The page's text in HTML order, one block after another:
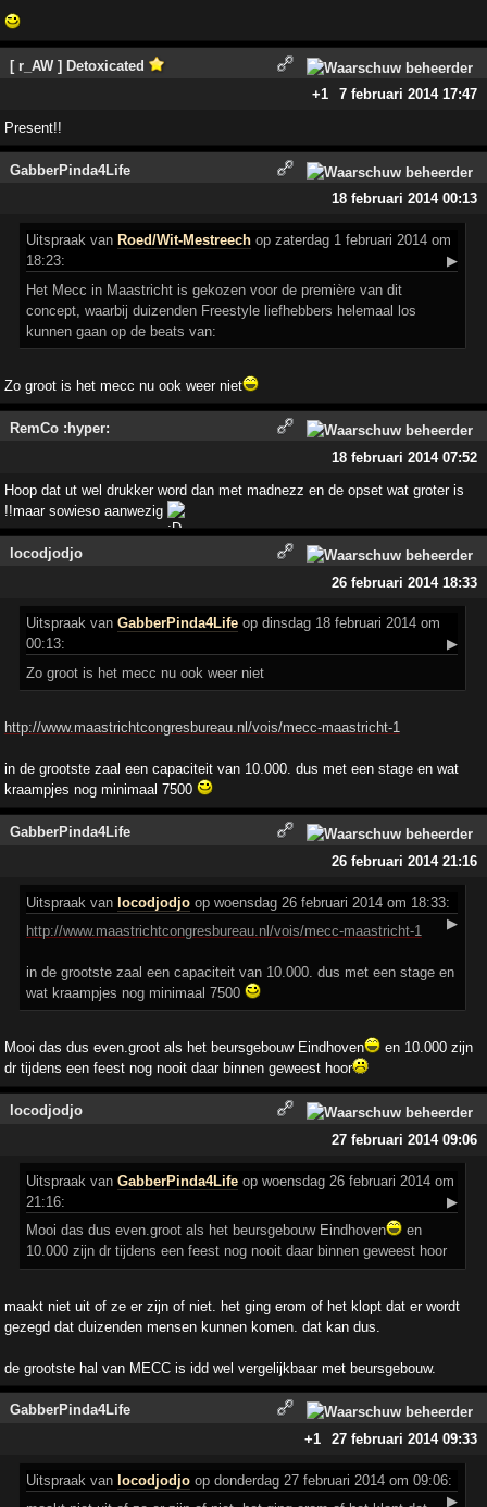
[ r_AW ] Detoxicated
+1
7 februari 2014 17:47
Present!!
GabberPinda4Life
18 februari 2014 00:13
Uitspraak van Roed/Wit-Mestreech op zaterdag 1 februari 2014 om
18:23:
▶
Het Mecc in Maastricht is gekozen voor de première van dit
concept, waarbij duizenden Freestyle liefhebbers helemaal los
kunnen gaan op de beats van:
Zo groot is het mecc nu ook weer niet
RemCo :hyper:
18 februari 2014 07:52
Hoop dat ut wel drukker word dan met madnezz en de opset wat groter is
!!maar sowieso aanwezig
locodjodjo
26 februari 2014 18:33
Uitspraak vanGabberPinda4Life op dinsdag 18 februari 2014 om
00:13:
▶
Zo groot is het mecc nu ook weer niet
http://www.maastrichtcongresbureau.nl/vois/mecc-maastricht-1
in de grootste zaal een capaciteit van 10.000. dus met een stage en wat
kraampjes nog minimaal 7500
GabberPinda4Life
26 februari 2014 21:16
Uitspraak vanlocodjodjo op woensdag 26 februari 2014 om 18:33:
▶
http://www.maastrichtcongresbureau.nl/vois/mecc-maastricht-1
in de grootste zaal een capaciteit van 10.000. dus met een stage en
wat kraampjes nog minimaal 7500
Mooi das dus even.groot als het beursgebouw Eindhoven
en 10.000 zijn
dr tijdens een feest nog nooit daar binnen geweest hoor
locodjodjo
27 februari 2014 09:06
Uitspraak vanGabberPinda4Life op woensdag 26 februari 2014 om
21:16:
▶
Mooi das dus even.groot als het beursgebouw Eindhoven
en
10.000 zijn dr tijdens een feest nog nooit daar binnen geweest hoor
maakt niet uit of ze er zijn of niet. het ging erom of het klopt dat er wordt
gezegd dat duizenden mensen kunnen komen. dat kan dus.
de grootste hal van MECC is idd wel vergelijkbaar met beursgebouw.
GabberPinda4Life
+1
27 februari 2014 09:33
Uitspraak van locodjodjo op donderdag 27 februari 2014 om 09:06:
▶